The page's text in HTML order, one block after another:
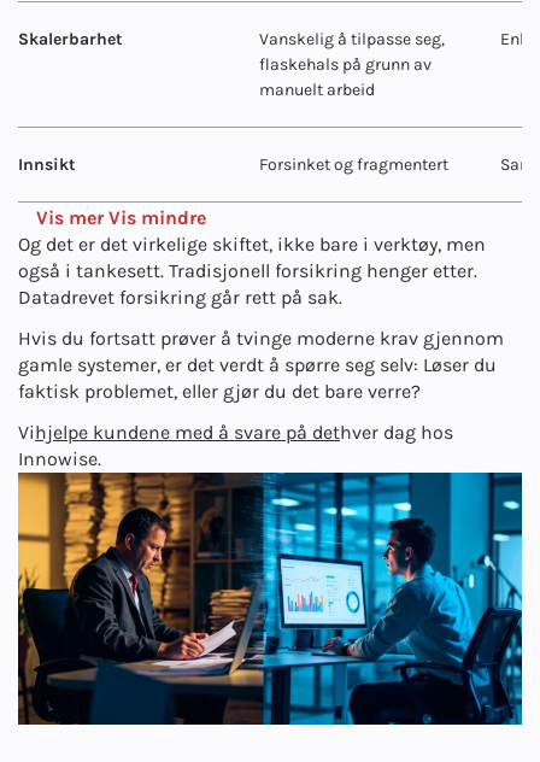
Skalerbarhet
Vanskelig å tilpasse seg,
flaskehals på grunn av
manuelt arbeid
Innsikt Forsinket og fragmentert
Vis mer Vis mindre
Og det er det virkelige skiftet, ikke bare i verktøy, men
også i tankesett. Tradisjonell forsikring henger etter.
Datadrevet forsikring går rett på sak.
Hvis du fortsatt prøver å tvinge moderne krav gjennom
gamle systemer, er det verdt å spørre seg selv: Løser du
faktisk problemet, eller gjør du det bare verre?
Vihjelpe kundene med å svare på dethver dag hos
Innowise.